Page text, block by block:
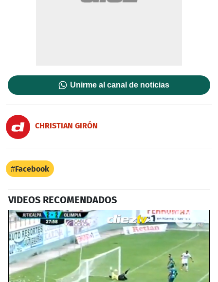
Unirme al canal de noticias
CHRISTIAN GIRÓN
Facebook
VIDEOS RECOMENDADOS